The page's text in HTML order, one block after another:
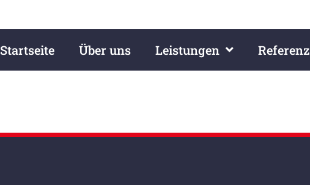
Startseite Über uns Leistungen